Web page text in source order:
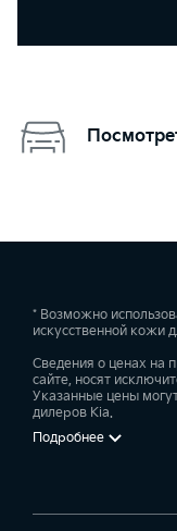
* Возможно
искусственной кожи
Сведения о ценах на
сайте, носят
Указанные цены
дилеров Kia.
Подробнее